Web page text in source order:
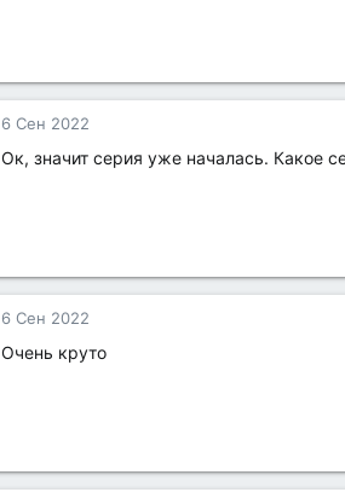
6 Сен 2022
Ок, значит серия уже началась. Какое
6 Сен 2022
Очень круто